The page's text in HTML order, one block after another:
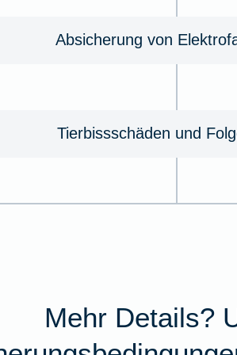
Absicherung von
Tierbissschäden und
Mehr Details?